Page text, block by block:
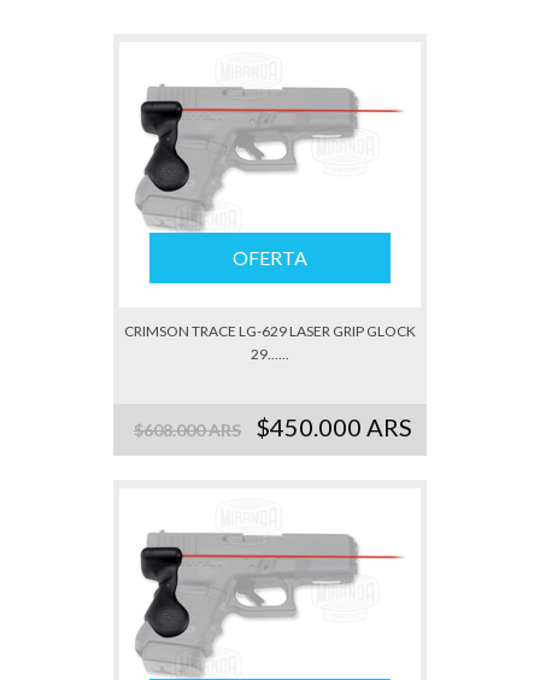
OFERTA
CRIMSON TRACE LG-629 LASER GRIP GLOCK
29......
$608.000 ARS $450.000 ARS